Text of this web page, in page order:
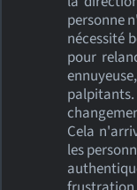
personne
nécessité
pour
palpitants.
Cela
les